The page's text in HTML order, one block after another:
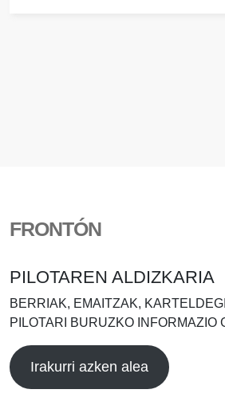
FRONTÓN
PILOTAREN ALDIZKARIA
BERRIAK, EMAITZAK,
PILOTARI BURUZKO INFORMAZIO
Irakurri azken alea